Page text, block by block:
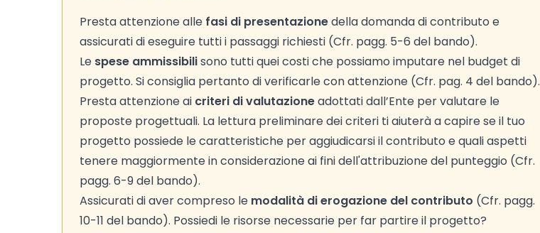
Presta attenzione alle fasi di presentazionedella domanda di contributo e
assicurati di eseguire tutti i passaggi richiesti (Cfr. pagg. 5-6 del bando).
Le spese ammissibilisono tutti quei costi che possiamo imputare nel budget di
progetto. Si consiglia pertanto di verificarle con attenzione (Cfr. pag. 4 del bando).
Presta attenzione ai criteri di valutazioneadottati dall’Ente per valutare le
proposte progettuali. La lettura preliminare dei criteri ti aiuterà a capire se il tuo
progetto possiede le caratteristiche per aggiudicarsi il contributo e quali aspetti
tenere maggiormente in considerazione ai fini dell'attribuzione del punteggio (Cfr.
pagg. 6-9 del bando).
Assicurati di aver compreso le modalità di erogazione del contributo (Cfr. pagg.
10-11 del bando). Possiedi le risorse necessarie per far partire il progetto?